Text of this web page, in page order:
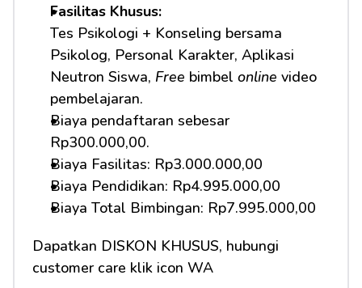
Fasilitas Khusus:
Tes Psikologi + Konseling bersama
Psikolog, Personal Karakter, Aplikasi
Neutron Siswa, Free bimbel online video
pembelajaran.
Biaya pendaftaran sebesar
Rp300.000,00.
Biaya Fasilitas: Rp3.000.000,00
Biaya Pendidikan: Rp4.995.000,00
Biaya Total Bimbingan: Rp7.995.000,00
Dapatkan DISKON KHUSUS, hubungi
customer care klik icon WA